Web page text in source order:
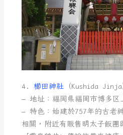
4.櫛田神社 （Kushida Jinja
– 地址：福岡県福岡市博多区
– 特色：始建於757年的古老
相關，附近有販售明太子飯團